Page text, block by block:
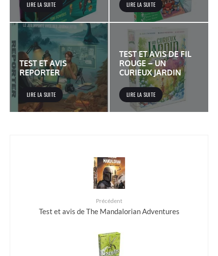
LIRE LA SUITE LIRE LA SUITE
TEST ET AVIS
REPORTER
LIRE LA SUITE
TEST ET AVIS DE FIL
ROUGE – UN
CURIEUX JARDIN
LIRE LA SUITE
Précédent
Test et avis de The Mandalorian Adventures